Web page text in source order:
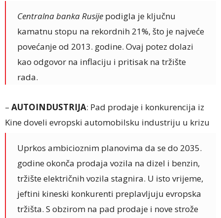
Centralna banka Rusije podigla je ključnu
kamatnu stopu na rekordnih 21%, što je najveće
povećanje od 2013. godine. Ovaj potez dolazi
kao odgovor na inflaciju i pritisak na tržište
rada.
– AUTOINDUSTRIJA: Pad prodaje i konkurencija iz
Kine doveli evropski automobilsku industriju u krizu
Uprkos ambicioznim planovima da se do 2035.
godine okonča prodaja vozila na dizel i benzin,
tržište električnih vozila stagnira. U isto vrijeme,
jeftini kineski konkurenti preplavljuju evropska
tržišta. S obzirom na pad prodaje i nove strože